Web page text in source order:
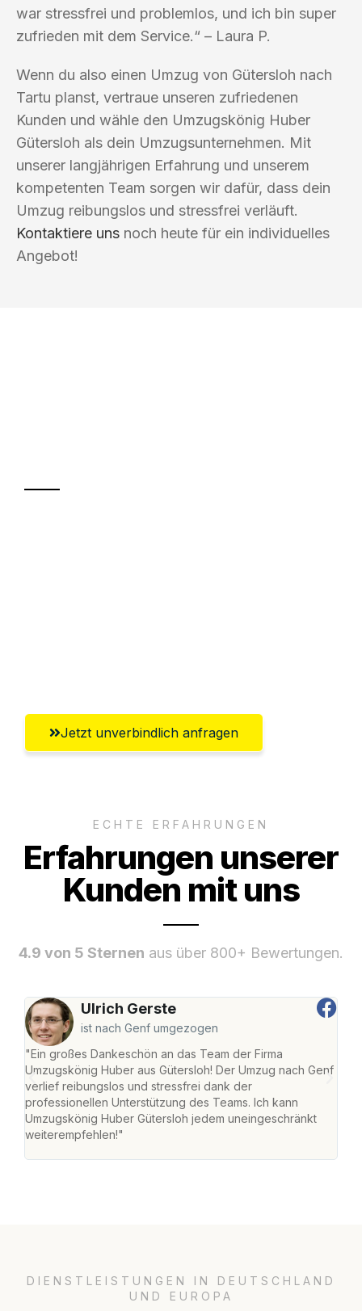
war stressfrei und problemlos, und ich bin super
zufrieden mit dem Service.“ – Laura P.
Wenn du also einen Umzug von Gütersloh nach
Tartu planst, vertraue unseren zufriedenen
Kunden und wähle den Umzugskönig Huber
Gütersloh als dein Umzugsunternehmen. Mit
unserer langjährigen Erfahrung und unserem
kompetenten Team sorgen wir dafür, dass dein
Umzug reibungslos und stressfrei verläuft.
Kontaktiere uns noch heute für ein individuelles
Angebot!
Jetzt unverbindlich anfragen
ECHTE ERFAHRUNGEN
Erfahrungen unserer
Kunden mit uns
4.9 von 5 Sternen aus über 800+ Bewertungen.
Ulrich Gerste
ist nach Genf umgezogen
"Ein großes Dankeschön an das Team der Firma
Umzugskönig Huber aus Gütersloh! Der Umzug nach Genf
verlief reibungslos und stressfrei dank der
professionellen Unterstützung des Teams. Ich kann
Umzugskönig Huber Gütersloh jedem uneingeschränkt
weiterempfehlen!"
DIENSTLEISTUNGEN IN DEUTSCHLAND
UND EUROPA